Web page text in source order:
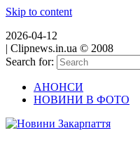
Skip to content
2026-04-12
| Clipnews.in.ua © 2008
Search for:
АНОНСИ
НОВИНИ В ФОТО